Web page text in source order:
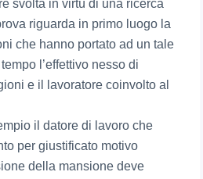
svolta in virtù di una ricerca
riguarda in primo luogo la
che hanno portato ad un tale
l’effettivo nesso di
e il lavoratore coinvolto al
il datore di lavoro che
per giustificato motivo
della mansione deve